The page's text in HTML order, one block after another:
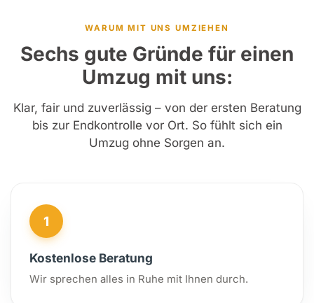
WARUM MIT UNS UMZIEHEN
Sechs gute Gründe für einen
Umzug mit uns:
Klar, fair und zuverlässig – von der ersten Beratung
bis zur Endkontrolle vor Ort. So fühlt sich ein
Umzug ohne Sorgen an.
1
Kostenlose Beratung
Wir sprechen alles in Ruhe mit Ihnen durch.